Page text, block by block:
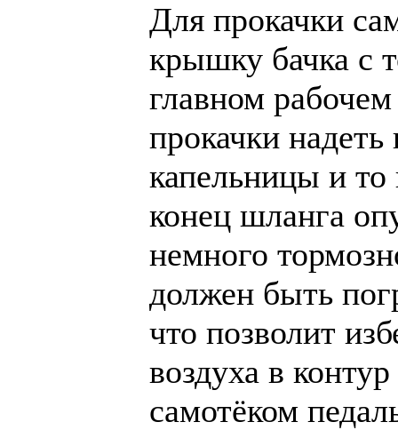
Для прокачки
крышку бачка с
главном
прокачки
капельницы и
конец шланга
немного
должен быть
что позволит
воздуха в
самотёком